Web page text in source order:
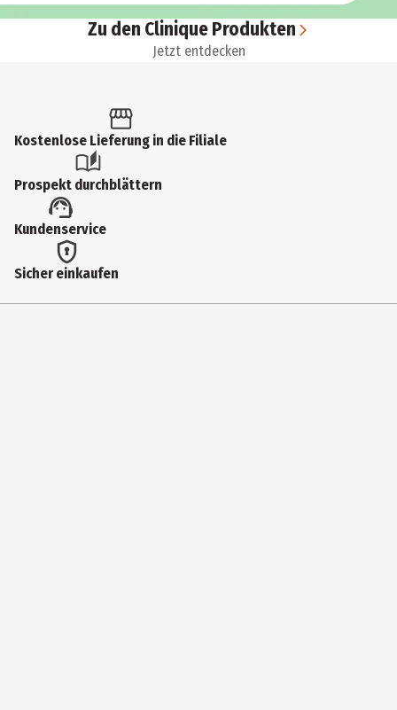
Zu den Clinique Produkten
Jetzt entdecken
Kostenlose Lieferung in die Filiale
Prospekt durchblättern
Kundenservice
Sicher einkaufen